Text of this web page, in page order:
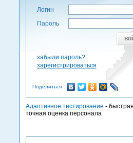
Логин
Пароль
забыли пароль?
зарегистрироваться
Поделиться
Адаптивное тестирование -
точная оценка персонала